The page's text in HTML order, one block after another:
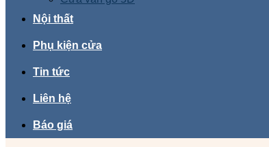
Nội thất
Phụ kiện cửa
Tin tức
Liên hệ
Báo giá